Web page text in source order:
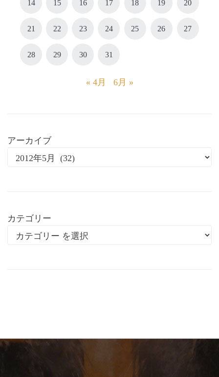
14 15 16 17 18 19 20
21 22 23 24 25 26 27
28 29 30 31
« 4月 6月 »
アーカイブ
カテゴリー